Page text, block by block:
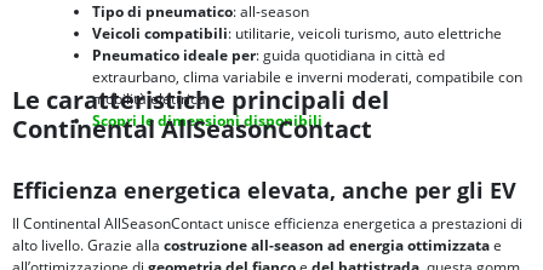
Tipo di pneumatico: all-season
Veicoli compatibili: utilitarie, veicoli turismo, auto elettriche
Pneumatico ideale per: guida quotidiana in città ed
extraurbano, clima variabile e inverni moderati, compatibile con
mobilità elettrica
Scopri le dimensioni disponibili
Le caratteristiche principali del
Continental AllSeasonContact
Efficienza energetica elevata, anche per gli EV
Il Continental AllSeasonContact unisce efficienza energetica a prestazioni di
alto livello. Grazie alla costruzione all-season ad energia ottimizzatae